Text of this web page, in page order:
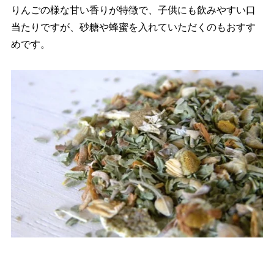
りんごの様な甘い香りが特徴で、子供にも飲みやすい口
当たりですが、砂糖や蜂蜜を入れていただくのもおすす
めです。